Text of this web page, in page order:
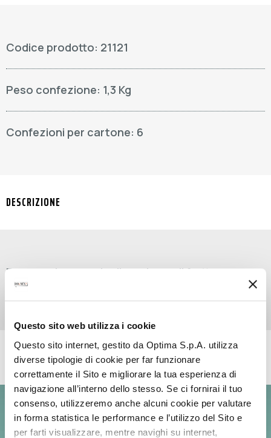
Questo sito web utilizza i cookie
Questo sito internet, gestito da Optima S.p.A. utilizza
diverse tipologie di cookie per far funzionare
correttamente il Sito e migliorare la tua esperienza di
navigazione all’interno dello stesso. Se ci fornirai il tuo
consenso, utilizzeremo anche alcuni cookie per valutare
in forma statistica le performance e l’utilizzo del Sito e
per farti visualizzare, mentre navighi su internet,
Codice prodotto: 21121
Peso confezione: 1,3 Kg
Confezioni per cartone: 6
DESCRIZIONE
Preparazione analcolica a base di frutta per uso
professionale.
RICETTE CON QUESTO PRODOTTO
GREEN TONIC